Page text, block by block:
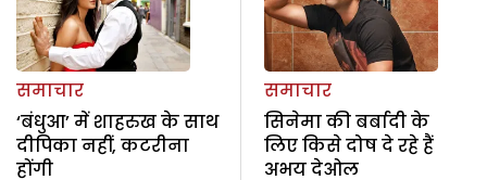
समाचार
‘बंधुआ’ में शाहरुख के साथ
दीपिका नहीं, कटरीना
होंगी
समाचार
सिनेमा की बर्बादी के
लिए किसे दोष दे रहे हैं
अभय देओल